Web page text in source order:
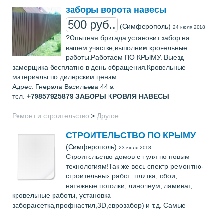
заборы ворота навесы
500 руб.. (Симферополь) 24 июля 2018
?Опытная бригада установит забор на
вашем участке,выполним кровельные
работы.Работаем ПО КРЫМУ. Выезд
замерщика бесплатно в день обращения.Кровельные
материалы по дилерским ценам
Адрес: Гнерала Васильева 44 а
тел. +79857925879 ЗАБОРЫ КРОВЛЯ НАВЕСЫ
Ремонт и строительство > Другое
СТРОИТЕЛЬСТВО ПО КРЫМУ
(Симферополь) 23 июля 2018
Строительство домов с нуля по новым
технологиям!Так же весь спектр ремонтно-
строительных работ: плитка, обои,
натяжные потолки, линолеум, ламинат,
кровельные работы, установка
забора(сетка,профнастил,3D,еврозабор) и т.д. Самые